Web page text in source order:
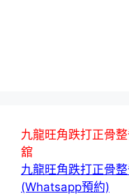
九龍旺角跌打正骨
舘
九龍旺角跌打正骨
(Whatsapp預約)